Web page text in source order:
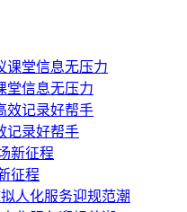
堂信息无压力
记录好帮手
征程